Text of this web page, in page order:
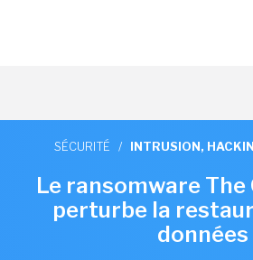
SÉCURITÉ / INTRUSION,
Le ransomware
perturbe la
données